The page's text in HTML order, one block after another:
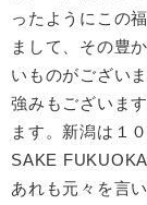
ったようにこの
まして、その豊
いものがござい
強みもございま
ます。新潟は１
SAKE
あれも元々を言